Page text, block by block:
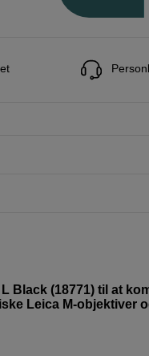
Black (18771) til at
Leica M-objektiver